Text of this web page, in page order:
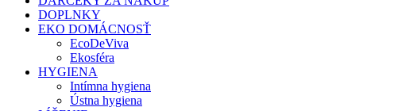
DOPLNKY
EKO DOMÁCNOSŤ
EcoDeViva
Ekosféra
HYGIENA
Intímna hygiena
Ústna hygiena